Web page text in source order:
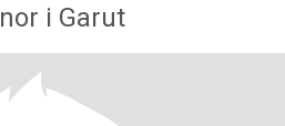
i Garut